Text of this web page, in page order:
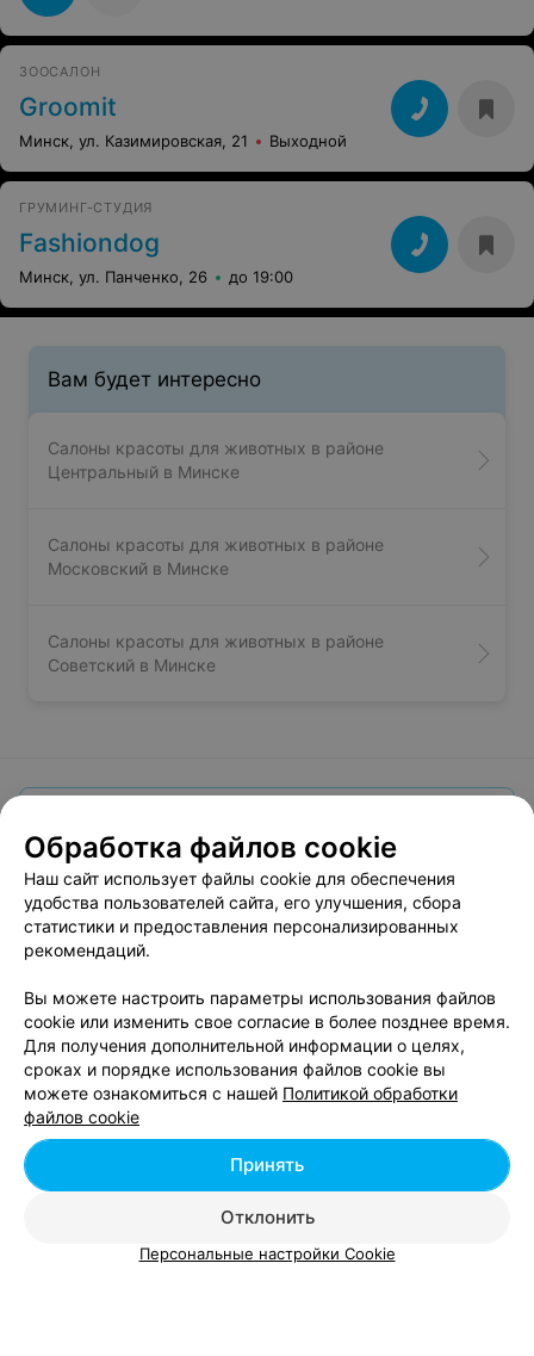
ЗООСАЛОН
Groomit
Минск, ул. Казимировская, 21 Выходной
ГРУМИНГ-СТУДИЯ
Fashiondog
Минск, ул. Панченко, 26 до 19:00
Вам будет интересно
Салоны красоты для животных в районе
Центральный в Минске
Салоны красоты для животных в районе
Московский в Минске
Салоны красоты для животных в районе
Советский в Минске
Добавить специалиста
О проекте Новости проекта
Размещение рекламы
Вакансии
Публичный договор
Способы оплаты
Публичный договор по использованию сервиса
Связаться по вопросам сотрудничества
Написать руководителю relax.by
Обработка файлов cookie
Наш сайт использует файлы cookie для обеспечения
удобства пользователей сайта, его улучшения, сбора
статистики и предоставления персонализированных
рекомендаций.
Вы можете настроить параметры использования файлов
cookie или изменить свое согласие в более позднее время.
Для получения дополнительной информации о целях,
сроках и порядке использования файлов cookie вы
можете ознакомиться с нашей Политикой обработки
файлов cookie
Отклонить
Принять
Персональные настройки Cookie